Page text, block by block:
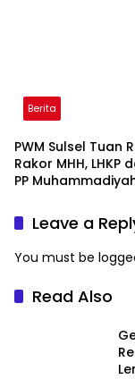
Berita
PWM Sulsel Tuan
Rakor MHH, LHKP
PP
dan Kebijakan
Leave a
You must be
Read Also